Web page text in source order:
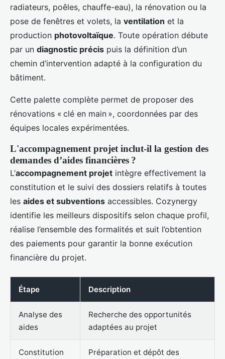
radiateurs, poêles, chauffe-eau), la rénovation ou la
pose de fenêtres et volets, la ventilation et la
production photovoltaïque. Toute opération débute
par un diagnostic précis puis la définition d’un
chemin d’intervention adapté à la configuration du
bâtiment.
Cette palette complète permet de proposer des
rénovations « clé en main », coordonnées par des
équipes locales expérimentées.
L'accompagnement projet inclut-il la gestion des
demandes d’aides financières ?
L’accompagnement projet intègre effectivement la
constitution et le suivi des dossiers relatifs à toutes
les aides et subventions accessibles. Cozynergy
identifie les meilleurs dispositifs selon chaque profil,
réalise l’ensemble des formalités et suit l’obtention
des paiements pour garantir la bonne exécution
financière du projet.
Étape Description
Analyse des
aides
Recherche des opportunités
adaptées au projet
Constitution
Préparation et dépôt des